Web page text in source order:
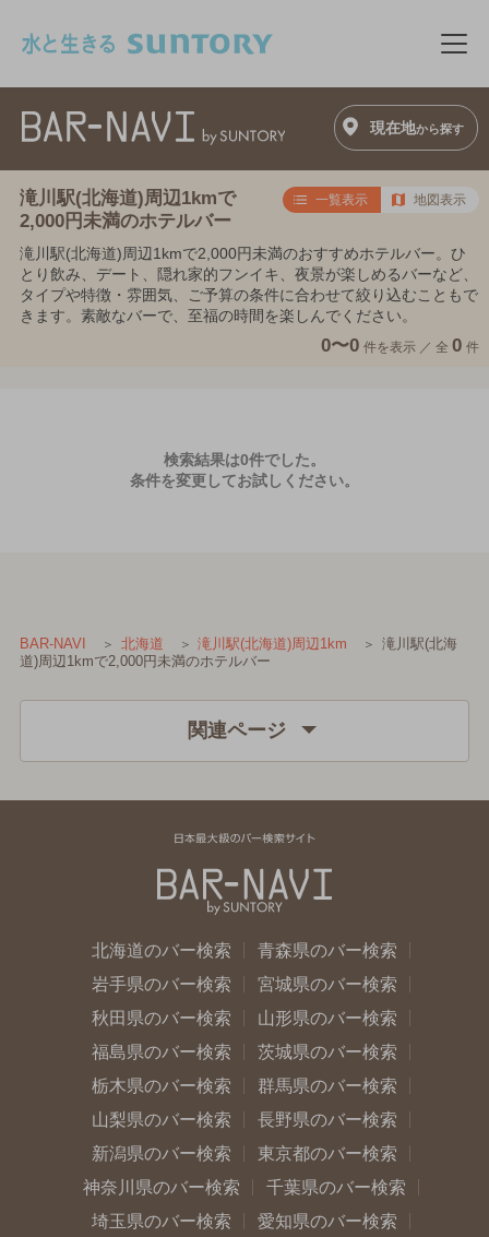
メ
現在地から探す
滝川駅(北海道)周辺1kmで
2,000円未満のホテルバー
一覧表示 地図表示
滝川駅(北海道)周辺1kmで2,000円未満のおすすめホテルバー。ひ
とり飲み、デート、隠れ家的フンイキ、夜景が楽しめるバーなど、
タイプや特徴・雰囲気、ご予算の条件に合わせて絞り込むこともで
きます。素敵なバーで、至福の時間を楽しんでください。
0〜0 件を表示 ／ 全 0 件
検索結果は0件でした。
条件を変更してお試しください。
BAR-NAVI 北海道 滝川駅(北海道)周辺1km
滝川駅(北海
道)周辺1kmで2,000円未満のホテルバー
関連ページ
北海道のバー検索
青森県のバー検索
岩手県のバー検索
宮城県のバー検索
秋田県のバー検索
山形県のバー検索
福島県のバー検索
茨城県のバー検索
栃木県のバー検索
群馬県のバー検索
山梨県のバー検索
長野県のバー検索
新潟県のバー検索
東京都のバー検索
神奈川県のバー検索
千葉県のバー検索
埼玉県のバー検索
愛知県のバー検索